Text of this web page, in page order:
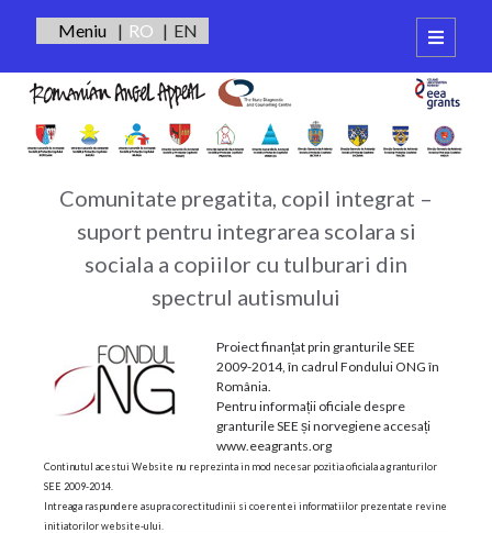
RO EN
open
primary
menu
Sidebar
Autentificare
Integrare
Scolara
Comunitate pregatita, copil integrat –
suport pentru integrarea scolara si
sociala a copiilor cu tulburari din
spectrul autismului
Proiect finanțat prin granturile SEE
2009-2014, în cadrul Fondului ONG în
România.
Pentru informații oficiale despre
granturile SEE și norvegiene accesați
www.eeagrants.org
Continutul acestui Website nu reprezinta in mod necesar pozitia oficiala a granturilor
SEE 2009-2014.
Intreaga raspundere asupra corectitudinii si coerentei informatiilor prezentate revine
initiatorilor website-ului.